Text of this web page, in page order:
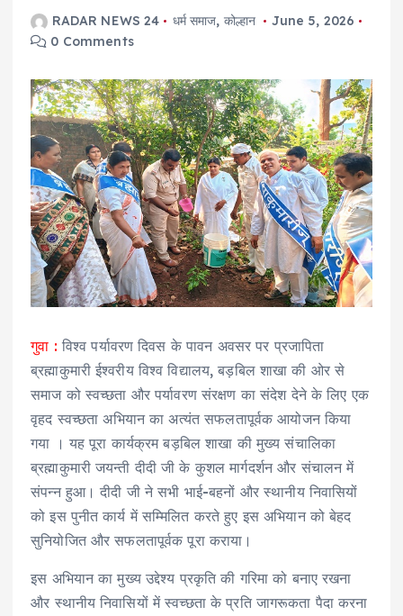
RADAR NEWS 24 धर्म समाज, कोल्हान
June 5, 2026
0 Comments
गुवा : विश्व पर्यावरण दिवस के पावन अवसर पर प्रजापिता
ब्रह्माकुमारी ईश्वरीय विश्व विद्यालय, बड़बिल शाखा की ओर से
समाज को स्वच्छता और पर्यावरण संरक्षण का संदेश देने के लिए एक
वृहद स्वच्छता अभियान का अत्यंत सफलतापूर्वक आयोजन किया
गया । यह पूरा कार्यक्रम बड़बिल शाखा की मुख्य संचालिका
ब्रह्माकुमारी जयन्ती दीदी जी के कुशल मार्गदर्शन और संचालन में
संपन्न हुआ। दीदी जी ने सभी भाई-बहनों और स्थानीय निवासियों
को इस पुनीत कार्य में सम्मिलित करते हुए इस अभियान को बेहद
सुनियोजित और सफलतापूर्वक पूरा कराया।
इस अभियान का मुख्य उद्देश्य प्रकृति की गरिमा को बनाए रखना
और स्थानीय निवासियों में स्वच्छता के प्रति जागरूकता पैदा करना